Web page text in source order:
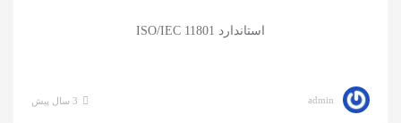
استاندارد ISO/IEC 11801
admin 3 سال پیش